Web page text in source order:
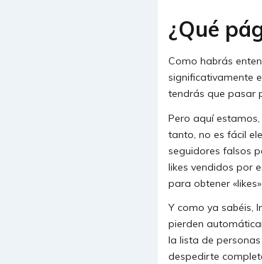
¿Qué
Como habrás
significativamente
tendrás que pasar
Pero aquí
tanto, no es fácil
seguidores falsos
likes vendidos por
para obtener
Y como ya sabéis,
pierden
la lista de
despedirte